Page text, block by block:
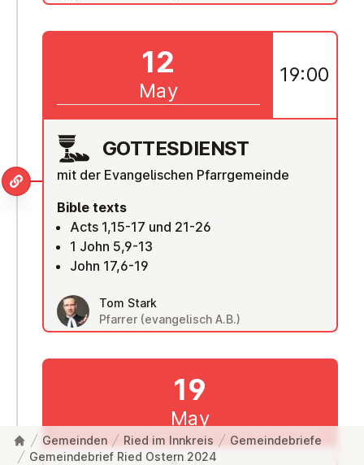
GOTTES­DI­ENST
mit der Evangelischen Pfarrgemeinde
Bible texts
Acts 1,15-17 und 21-26
1 John 5,9-13
John 17,6-19
Tom Stark
Pfarrer (evangelisch A.B.)
12
May
19:00
19
May
Gemeinden Ried im Innkreis
Gemeindebriefe
Gemeindebrief Ried Ostern 2024